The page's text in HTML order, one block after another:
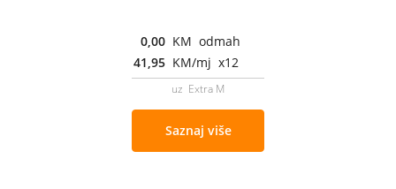
0,00 KM odmah
41,95 KM/mj x12
uz Extra M
Saznaj više